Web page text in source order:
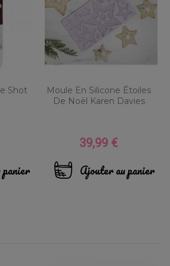
Shot
Moule En Silicone Étoiles
De Noël Karen Davies
Prix
39,99 €
Ajouter au panier